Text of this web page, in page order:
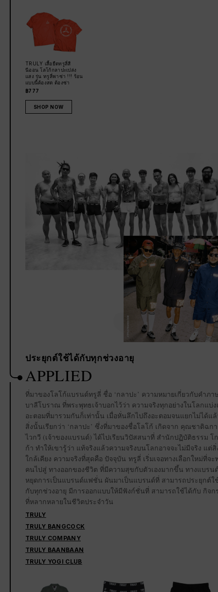
TRULY เสื้อยืดทรูลี่สี
นีออน โลโก้กลาปะเปล่ง
แสง รุ่น ทรูลี่พาซ่า !!! ร้อน
แบบนี้ต้องสด ต้องซ่า
฿777
SHOP NOW
ประยุกต์ใช้ได้กับทุกช่วงอายุ
APPLIED
ที่มาของโลโก้แบรนด์ทรูลี่ ชื่อ ‘กลาปะ’ ความหมายเกี่ยวกับคำภา
บาลีโบราณ ที่พระพุทธเจ้าบอกไว้ว่า ความจริงทุกอย่างในโลกแบ่ง
อะตอมที่มารวมกันก็เท่านั้น เมื่อหั่นลึกไปถึงอะตอมจนแยกไม่ได้แ
สิ่งนั้นเรียกว่า ‘กลาปะ’ ซึ่งที่มาของชื่อโลโก้ เกิดจาก คุณชาติฉก
ไวกวี (เจ้าของแบรนด์) ได้ไปเรียนวิปัสสนาที่ สำนักปฏิบัติธรรม โ
ก้า ทำให้เขารู้ว่า แท้จริงแล้วความจริงบนโลกอาจจะไม่มีจริง แต่สิ่
ใกล้เคียง ความจริงที่สุดคือ ปัจจุบัน ทรูลี่ เริ่มเจอทางเลือกใหม่ที่จะ
คนไปสู่ ทางออกของชีวิต ที่มีความสุขกับตัวเองมากขึ้น ทางแบรน
หยุดการเป็นแบรนด์แฟชั่น ผันมาเป็นแบรนด์ที่ สามารถประยุกต์ใ
กับทุกช่วงอายุ มีการออกแบบให้มีฟังก์ชั่นที่ สามารถใช้ได้กับ กิจก
ที่หลากหลายในชีวิตประจำวัน
TRULY
TRULY BANGCOCK
TRULY COMPANY
TRULY BAANBAAN
TRULY YOGI CLUB